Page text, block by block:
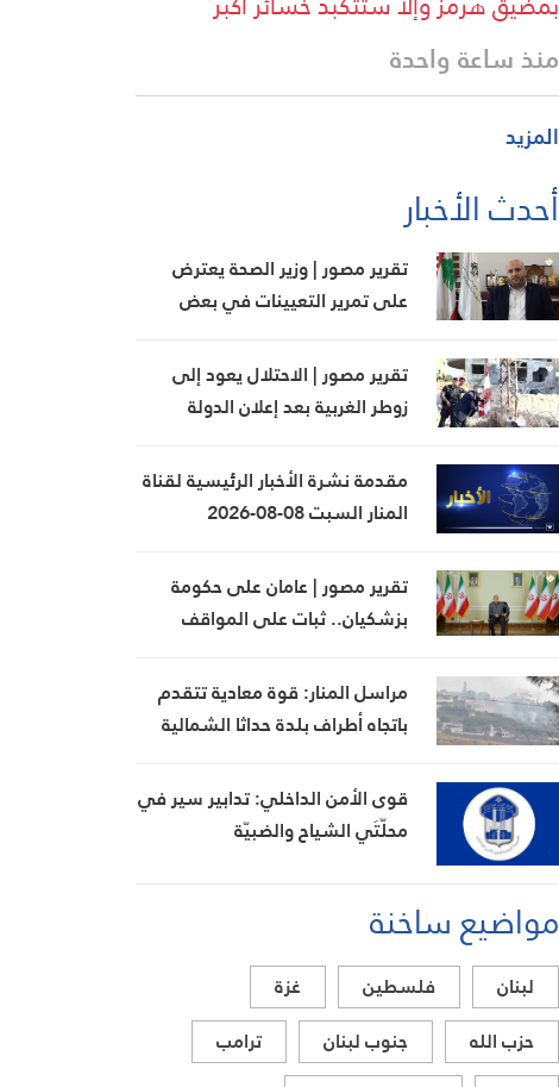
منذ ساعة واحدة
المزيد
أحدث الأخبار
تقرير مصور | وزير الصحة يعترض
على تمرير التعيينات في بعض
تقرير مصور | الاحتلال يعود إلى
زوطر الغربية بعد إعلان الدولة
مقدمة نشرة الأخبار الرئيسية لقناة
المنار السبت 08-08-2026
تقرير مصور | عامان على حكومة
بزشكيان.. ثبات على المواقف
مراسل المنار: قوة معادية تتقدم
باتجاه أطراف بلدة حداثا الشمالية
قوى الأمن الداخلي: تدابير سير في
محلّتَي الشياح والضبيّة
مواضيع ساخنة
لبنان فلسطين
غزة
حزب الله
جنوب لبنان
ترامب